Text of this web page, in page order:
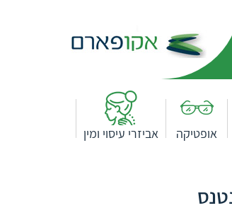
אופטיקה אביזרי עיסוי ומין